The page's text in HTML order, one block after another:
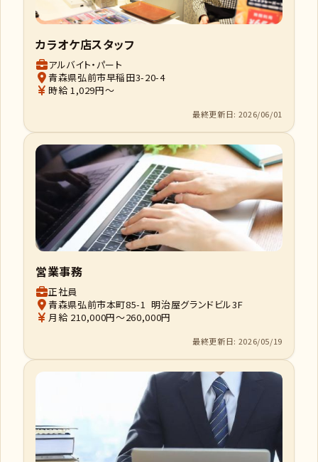
カラオケ店スタッフ
アルバイト・パート
青森県弘前市早稲田3-20-4
時給 1,029円～
最終更新日: 2026/06/01
営業事務
正社員
青森県弘前市本町85-1 明治屋グランドビル3F
月給 210,000円～260,000円
最終更新日: 2026/05/19